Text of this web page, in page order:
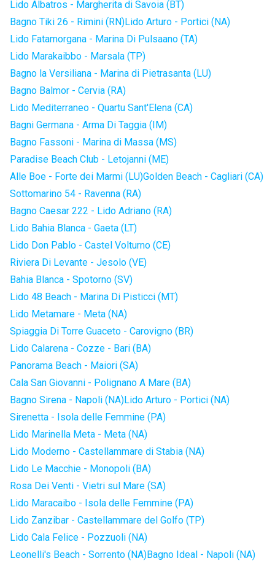
Lido Albatros - Margherita di Savoia (BT)
Bagno Tiki 26 - Rimini (RN)Lido Arturo - Portici (NA)
Lido Fatamorgana - Marina Di Pulsaano (TA)
Lido Marakaibbo - Marsala (TP)
Bagno la Versiliana - Marina di Pietrasanta (LU)
Bagno Balmor - Cervia (RA)
Lido Mediterraneo - Quartu Sant'Elena (CA)
Bagni Germana - Arma Di Taggia (IM)
Bagno Fassoni - Marina di Massa (MS)
Paradise Beach Club - Letojanni (ME)
Alle Boe - Forte dei Marmi (LU)Golden Beach - Cagliari (CA)
Sottomarino 54 - Ravenna (RA)
Bagno Caesar 222 - Lido Adriano (RA)
Lido Bahia Blanca - Gaeta (LT)
Lido Don Pablo - Castel Volturno (CE)
Riviera Di Levante - Jesolo (VE)
Bahia Blanca - Spotorno (SV)
Lido 48 Beach - Marina Di Pisticci (MT)
Lido Metamare - Meta (NA)
Spiaggia Di Torre Guaceto - Carovigno (BR)
Lido Calarena - Cozze - Bari (BA)
Panorama Beach - Maiori (SA)
Cala San Giovanni - Polignano A Mare (BA)
Bagno Sirena - Napoli (NA)Lido Arturo - Portici (NA)
Sirenetta - Isola delle Femmine (PA)
Lido Marinella Meta - Meta (NA)
Lido Moderno - Castellammare di Stabia (NA)
Lido Le Macchie - Monopoli (BA)
Rosa Dei Venti - Vietri sul Mare (SA)
Lido Maracaibo - Isola delle Femmine (PA)
Lido Zanzibar - Castellammare del Golfo (TP)
Lido Cala Felice - Pozzuoli (NA)
Leonelli's Beach - Sorrento (NA)Bagno Ideal - Napoli (NA)